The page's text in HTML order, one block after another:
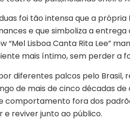
foi tão intensa que a
e que simboliza a
“Mel Lisboa Canta Rita Lee”
mais íntimo, sem perder a
diferentes palcos pelo
de mais de cinco décadas
comportamento fora dos
e reviver junto ao público.